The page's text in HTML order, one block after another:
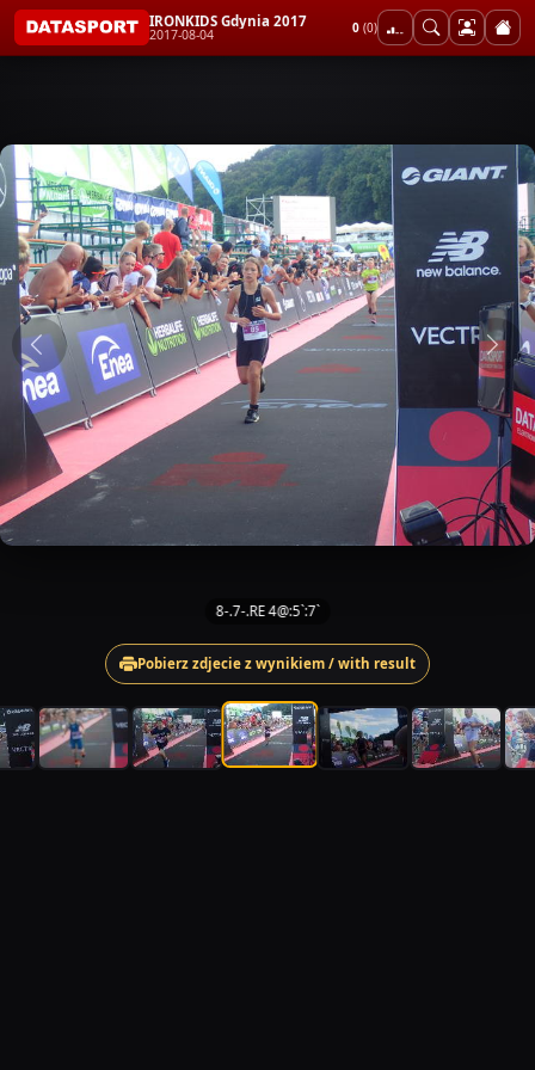
IRONKIDS Gdynia 2017
2017-08-04 0 (0)
8-.7-.RE 4@:5`:7`
Pobierz zdjecie z wynikiem / with result